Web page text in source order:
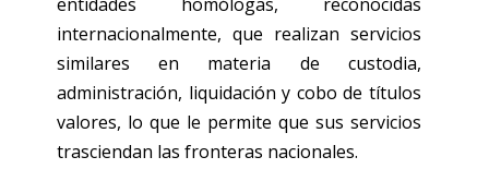
internacionalmente, que realizan servicios
similares en materia de custodia,
administración, liquidación y cobo de títulos
valores, lo que le permite que sus servicios
trasciendan las fronteras nacionales.